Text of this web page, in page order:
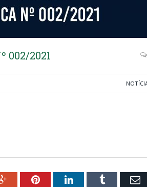
002/2021
Google+PinterestLinkedInTumblr